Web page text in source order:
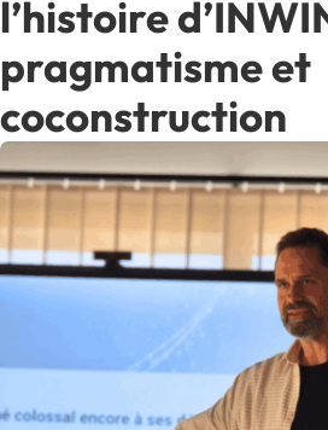
l’histoire
pragmatisme et
coconstruction